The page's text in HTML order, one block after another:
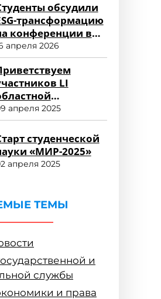
обсудили
трансформацию
конференции в
«МИР»
апреля 2026
LI
апреля 2025
студенческой
«МИР-2025»
апреля 2025
ТЕМЫ
и
службы
и права